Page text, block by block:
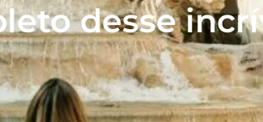
desse